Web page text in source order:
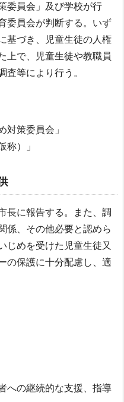
委員会」及び学校が行
委員会が判断する。いず
基づき、児童生徒の人権
上で、児童生徒や教職員
査等により行う。
対策委員会」
称）」
長に報告する。また、調
係、その他必要と認めら
じめを受けた児童生徒又
の保護に十分配慮し、適
への継続的な支援、指導